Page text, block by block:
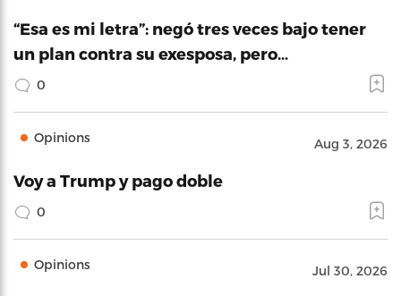
“Esa es mi letra”: negó tres veces bajo tener
un plan contra su exesposa, pero…
0
Opinions Aug 3, 2026
Voy a Trump y pago doble
0
Opinions Jul 30, 2026